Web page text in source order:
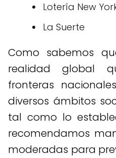
Lotería New
La Suerte
Como sabemos
realidad global
fronteras
diversos ámbitos
tal como lo
recomendamos
moderadas para